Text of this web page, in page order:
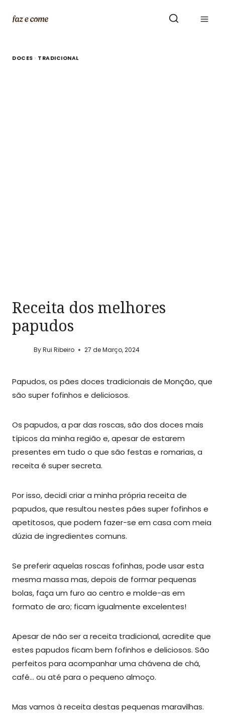
DOCES · TRADICIONAL
Receita dos melhores
papudos
ByRui Ribeiro 27 de Março, 2024
Papudos, os pães doces tradicionais de Monção, que
são super fofinhos e deliciosos.
Os papudos, a par das roscas, são dos doces mais
típicos da minha região e, apesar de estarem
presentes em tudo o que são festas e romarias, a
receita é super secreta.
Por isso, decidi criar a minha própria receita de
papudos, que resultou nestes pães super fofinhos e
apetitosos, que podem fazer-se em casa com meia
dúzia de ingredientes comuns.
Se preferir aquelas roscas fofinhas, pode usar esta
mesma massa mas, depois de formar pequenas
bolas, faça um furo ao centro e molde-as em
formato de aro; ficam igualmente excelentes!
Apesar de não ser a receita tradicional, acredite que
estes papudos ficam bem fofinhos e deliciosos. São
perfeitos para acompanhar uma chávena de chá,
café… ou até para o pequeno almoço.
Mas vamos à receita destas pequenas maravilhas.